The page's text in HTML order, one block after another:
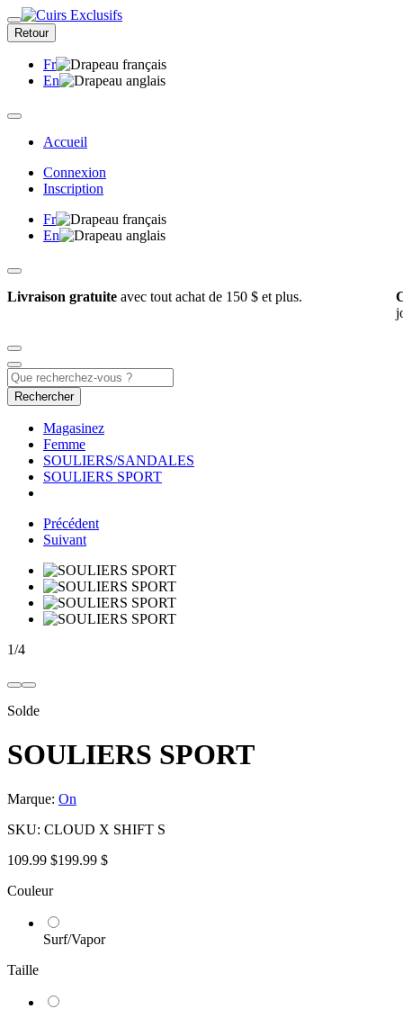
Retour
Fr
En
Accueil
Connexion
Inscription
Fr
En
Livraison gratuite avec tout achat de 150 $ et plus.
Rechercher
Magasinez
Femme
SOULIERS/SANDALES
SOULIERS SPORT
Précédent
Suivant
1/4
Solde
SOULIERS SPORT
Marque: On
SKU: CLOUD X SHIFT S
109.99 $199.99 $
Couleur
Surf/Vapor
Taille